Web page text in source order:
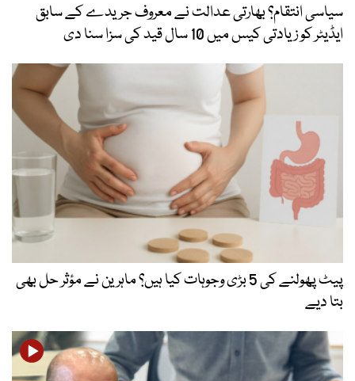
سیاسی انتقام؟ بھارتی عدالت نے معروف جریدے کے سابق
ایڈیٹر کو زیادتی کیس میں 10 سال قید کی سزا سنا دی
پیٹ پھولنے کی 5 بڑی وجوہات کیا ہیں؟ ماہرین نے مؤثر حل بھی
بتا دیے